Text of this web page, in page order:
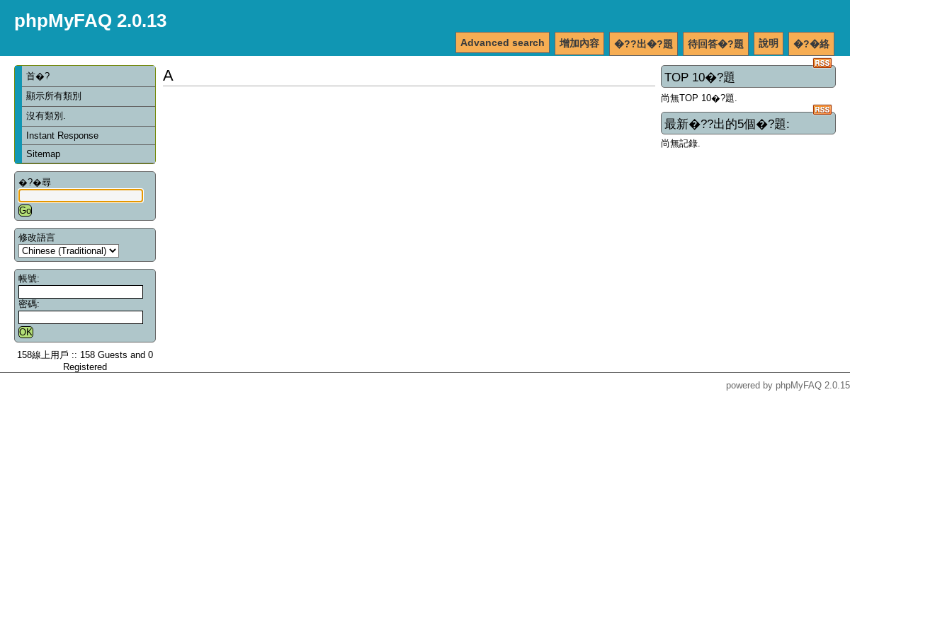
phpMyFAQ 2.0.13
�?�絡
說明
待回答�?題
�??出�?題
增加內容
Advanced search
首�?
顯示所有類別
沒有類別.
Instant Response
Sitemap
�?�尋
修改語言
帳號:
密碼:
158線上用戶 :: 158 Guests and 0
Registered
TOP 10�?題
尚無TOP 10�?題.
最新�??出的5個�?題:
尚無記錄.
A
powered by phpMyFAQ 2.0.15